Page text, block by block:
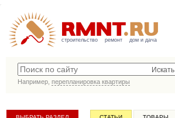
строительство ремонт дом и дача
Искать
Например, перепланировка квартиры